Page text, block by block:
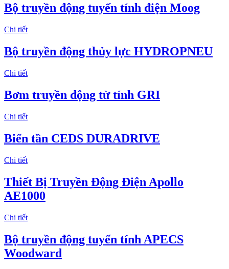
Bộ truyền động tuyến tính điện Moog
Chi tiết
Bộ truyền động thủy lực HYDROPNEU
Chi tiết
Bơm truyền động từ tính GRI
Chi tiết
Biến tần CEDS DURADRIVE
Chi tiết
Thiết Bị Truyền Động Điện Apollo
AE1000
Chi tiết
Bộ truyền động tuyến tính APECS
Woodward